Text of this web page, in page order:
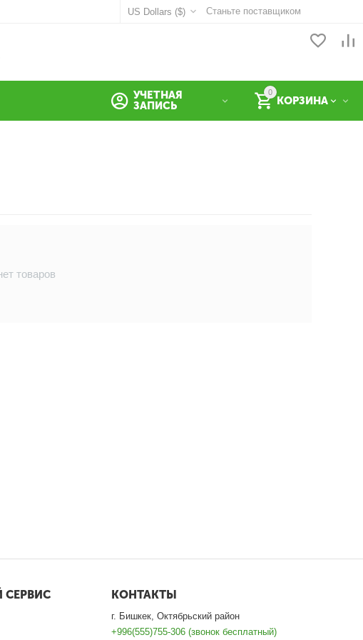
Станьте поставщиком
US Dollars ($)
0
КОРЗИНА
УЧЕТНАЯ
ЗАПИСЬ
товаров
СЕРВИС КОНТАКТЫ
г. Бишкек, Октябрьский район
+996(555)755-306 (звонок бесплатный)